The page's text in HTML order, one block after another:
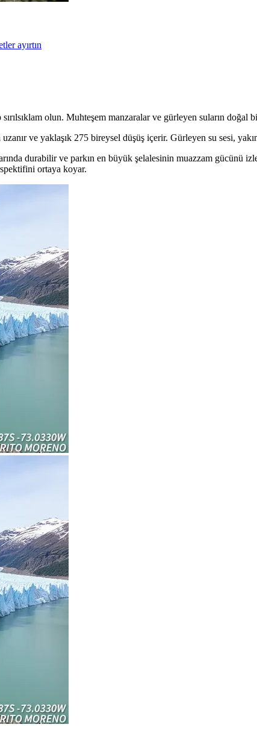
ayırtın
olun. Muhteşem manzaralar ve gürleyen suların doğal
ve yaklaşık 275 bireysel düşüş içerir. Gürleyen su sesi,
durabilir ve parkın en büyük şelalesinin muazzam gücünü
ortaya koyar.